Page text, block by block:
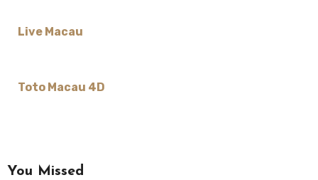
Live Macau
Toto Macau 4D
You Missed